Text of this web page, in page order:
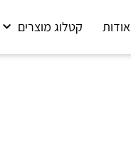
אודות קטלוג מוצרים